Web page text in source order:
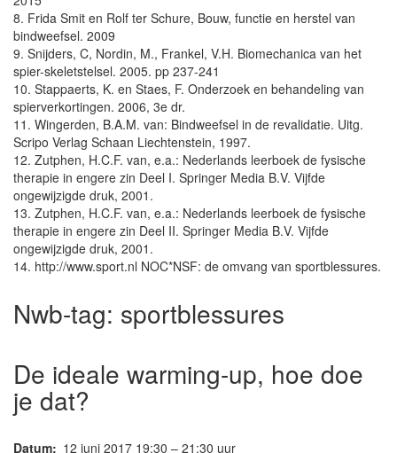
8. Frida Smit en Rolf ter Schure, Bouw, functie en herstel van
bindweefsel. 2009
9. Snijders, C, Nordin, M., Frankel, V.H. Biomechanica van het
spier-skeletstelsel. 2005. pp 237-241
10. Stappaerts, K. en Staes, F. Onderzoek en behandeling van
spierverkortingen. 2006, 3e dr.
11. Wingerden, B.A.M. van: Bindweefsel in de revalidatie. Uitg.
Scripo Verlag Schaan Liechtenstein, 1997.
12. Zutphen, H.C.F. van, e.a.: Nederlands leerboek de fysische
therapie in engere zin Deel I. Springer Media B.V. Vijfde
ongewijzigde druk, 2001.
13. Zutphen, H.C.F. van, e.a.: Nederlands leerboek de fysische
therapie in engere zin Deel II. Springer Media B.V. Vijfde
ongewijzigde druk, 2001.
14. http://www.sport.nl NOC*NSF: de omvang van sportblessures.
Nwb-tag: sportblessures
De ideale warming-up, hoe doe
je dat?
Datum: 12 juni 2017 19:30 – 21:30 uur